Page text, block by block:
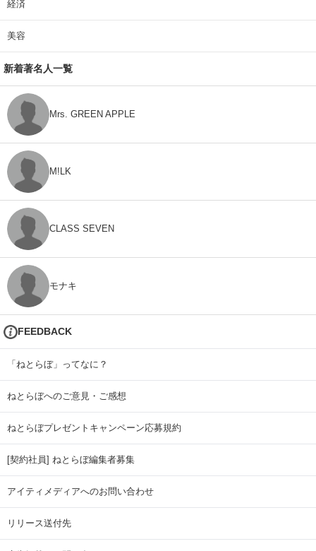
経済
美容
新着著名人一覧
Mrs. GREEN APPLE
M!LK
CLASS SEVEN
モナキ
FEEDBACK
「ねとらぼ」ってなに？
ねとらぼへのご意見・ご感想
ねとらぼプレゼントキャンペーン応募規約
[契約社員] ねとらぼ編集者募集
アイティメディアへのお問い合わせ
リリース送付先